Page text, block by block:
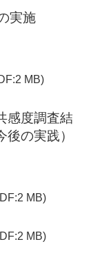
実施
MB)
感度調査結
の実践）
MB)
MB)